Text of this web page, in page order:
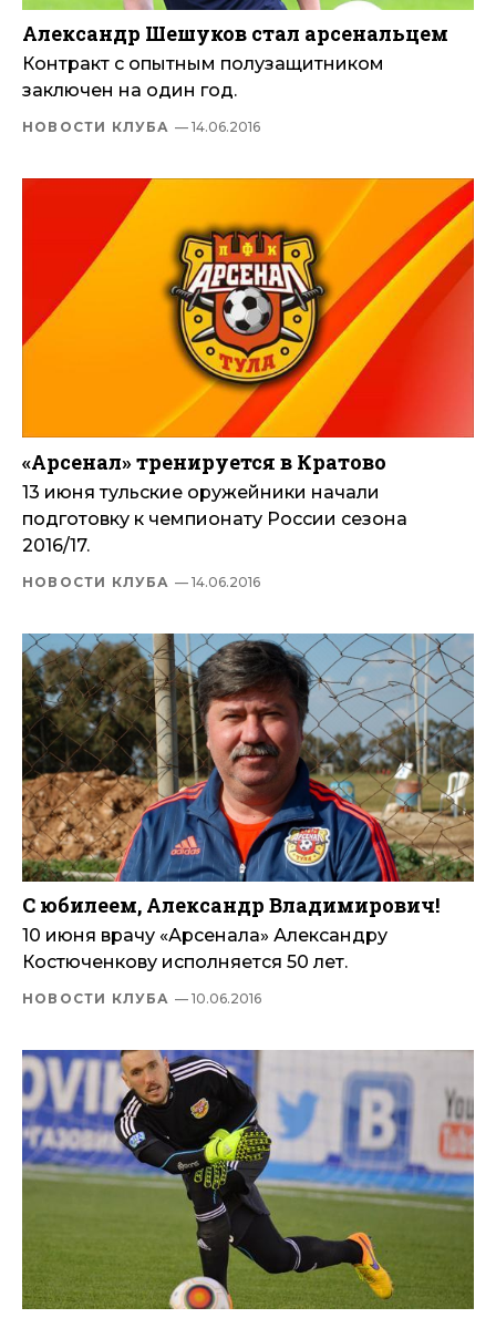
Александр Шешуков стал арсенальцем
Контракт с опытным полузащитником
заключен на один год.
НОВОСТИ КЛУБА — 14.06.2016
«Арсенал» тренируется в Кратово
13 июня тульские оружейники начали
подготовку к чемпионату России сезона
2016/17.
НОВОСТИ КЛУБА — 14.06.2016
С юбилеем, Александр Владимирович!
10 июня врачу «Арсенала» Александру
Костюченкову исполняется 50 лет.
НОВОСТИ КЛУБА — 10.06.2016